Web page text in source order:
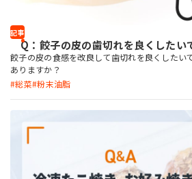
記事
Q：餃子の皮の歯切れを良くしたい
餃子の皮の食感を改良して歯切れを良くしたい
ありますか？
総菜 粉末油脂